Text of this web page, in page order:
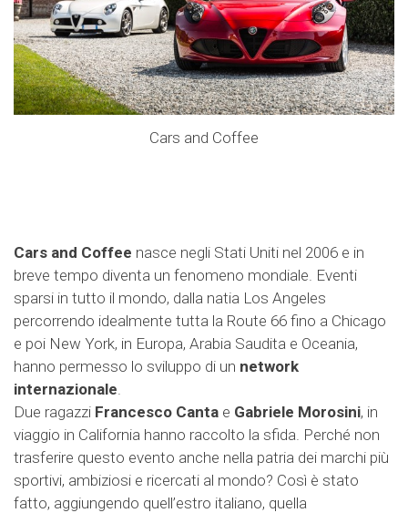
Cars and Coffee
Cars and Coffee nasce negli Stati Uniti nel 2006 e in
breve tempo diventa un fenomeno mondiale. Eventi
sparsi in tutto il mondo, dalla natia Los Angeles
percorrendo idealmente tutta la Route 66 fino a Chicago
e poi New York, in Europa, Arabia Saudita e Oceania,
hanno permesso lo sviluppo di un network
internazionale
Due ragazzi Francesco Canta e Gabriele Morosini, in
viaggio in California hanno raccolto la sfida. Perché non
trasferire questo evento anche nella patria dei marchi più
sportivi, ambiziosi e ricercati al mondo? Così è stato
fatto, aggiungendo quell’estro italiano, quella